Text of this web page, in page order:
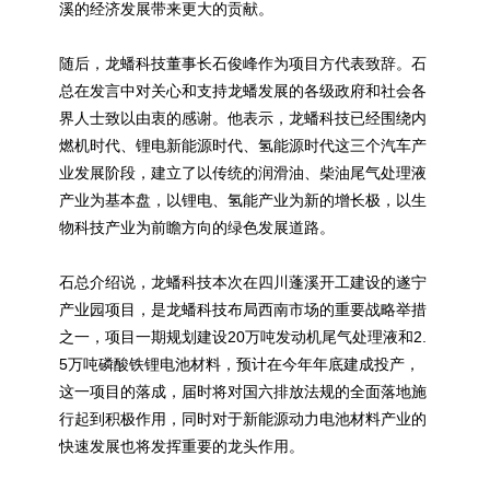
溪的经济发展带来更大的贡献。
随后，龙蟠科技董事长石俊峰作为项目方代表致辞。石
总在发言中对关心和支持龙蟠发展的各级政府和社会各
界人士致以由衷的感谢。他表示，龙蟠科技已经围绕内
燃机时代、锂电新能源时代、氢能源时代这三个汽车产
业发展阶段，建立了以传统的润滑油、柴油尾气处理液
产业为基本盘，以锂电、氢能产业为新的增长极，以生
物科技产业为前瞻方向的绿色发展道路。
石总介绍说，龙蟠科技本次在四川蓬溪开工建设的遂宁
产业园项目，是龙蟠科技布局西南市场的重要战略举措
之一，项目一期规划建设20万吨发动机尾气处理液和2.
5万吨磷酸铁锂电池材料，预计在今年年底建成投产，
这一项目的落成，届时将对国六排放法规的全面落地施
行起到积极作用，同时对于新能源动力电池材料产业的
快速发展也将发挥重要的龙头作用。